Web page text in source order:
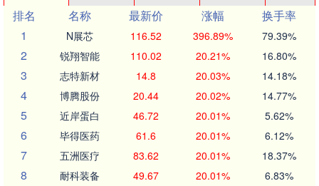
排名
名称 最新价 涨幅
换手率
1
N展芯 116.52 396.89% 79.39%
2 锐翔智能 110.02 20.21% 16.80%
3 志特新材 14.8 20.03% 14.18%
4 博腾股份 20.44 20.02% 14.77%
5 近岸蛋白 46.72 20.01% 5.62%
6 毕得医药 61.6 20.01% 6.12%
7 五洲医疗 83.62 20.01% 18.37%
8 耐科装备 49.67 20.01% 6.83%